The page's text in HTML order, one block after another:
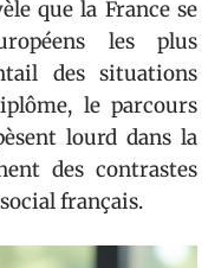
que la France se
les plus
des situations
le parcours
lourd dans la
des contrastes
français.